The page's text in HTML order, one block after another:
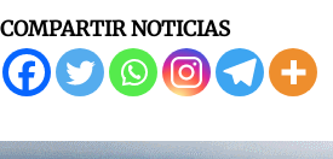
COMPARTIR NOTICIAS